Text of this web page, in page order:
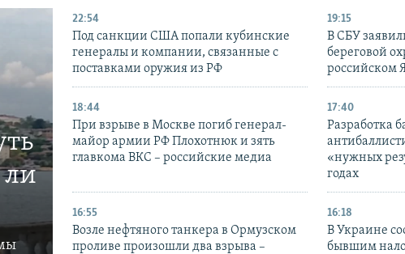
ли
22:54
Под санкции США попали кубинские
генералы и компании, связанные с
поставками оружия из РФ
19:15
В СБУ
береговой
российском
18:44
При взрыве в Москве погиб генерал-
майор армии РФ Плохотнюк и зять
главкома ВКС – российские медиа
17:40
Разработка
«нужных
годах
16:55
Возле нефтяного танкера в Ормузском
проливе произошли два взрыва –
16:18
В Украине
бывшим